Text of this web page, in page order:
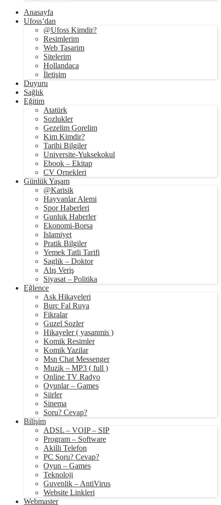
Anasayfa
Ufoss’dan
@Ufoss Kimdir?
Resimlerim
Web Tasarim
Sitelerim
Hollandaca
İletişim
Duyuru
Sağlık
Eğitim
Atatürk
Sozlukler
Gezelim Gorelim
Kim Kimdir?
Tarihi Bilgiler
Universite-Yuksekokul
Ebook – Ekitap
CV Ornekleri
Günlük Yaşam
@Karisik
Hayvanlar Alemi
Spor Haberleri
Gunluk Haberler
Ekonomi-Borsa
Islamiyet
Pratik Bilgiler
Yemek Tatli Tarifi
Saglik – Doktor
Alış Veriş
Siyasat – Politika
Eğlence
Ask Hikayeleri
Burc Fal Ruya
Fikralar
Guzel Sozler
Hikayeler ( yasanmis )
Komik Resimler
Komik Yazilar
Msn Chat Messenger
Muzik – MP3 ( full )
Online TV Radyo
Oyunlar – Games
Siirler
Sinema
Soru? Cevap?
Bilişim
ADSL – VOIP – SIP
Program – Software
Akilli Telefon
PC Soru? Cevap?
Oyun – Games
Teknoloji
Guvenlik – AntiVirus
Website Linkleri
Webmaster